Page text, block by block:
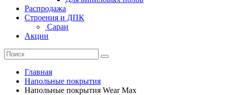
Распродажа
Строения и ДПК
Сараи
Акции
Главная
Напольные покрытия
Напольные покрытия Wear Max